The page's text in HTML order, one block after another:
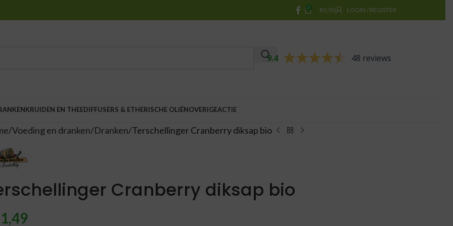
0 €0,00 LOGIN / REGISTER
9.4 48 reviews
KRUIDEN EN THEEDIFFUSERS & ETHERISCHE OLIËNOVERIGEACTIE
Voeding en dranken Dranken Terschellinger Cranberry diksap bio
Cranberry diksap bio